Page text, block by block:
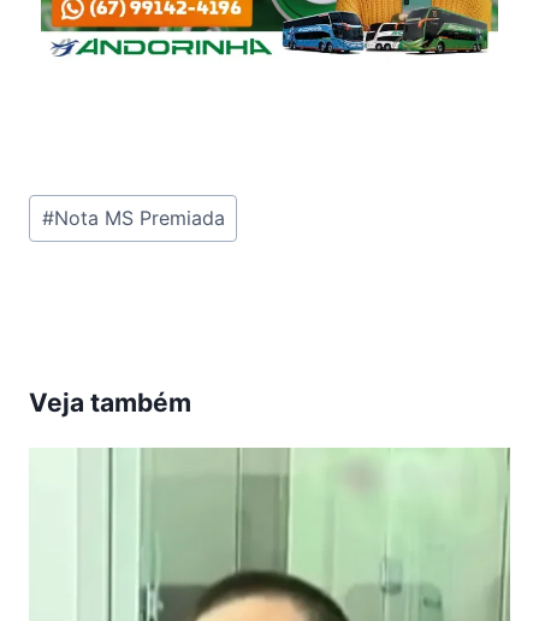
Tags
do
#Nota MS Premiada
Veja também